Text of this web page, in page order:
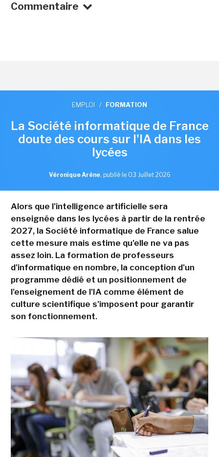
Commentaire
EMPLOI / FORMATION
La Société informatique de France
doute des cours sur l'IA dans les
lycées
Véronique Arène, publié le 03 Juillet 2026
Alors que l'intelligence artificielle sera
enseignée dans les lycées à partir de la rentrée
2027, la Société informatique de France salue
cette mesure mais estime qu'elle ne va pas
assez loin. La formation de professeurs
d'informatique en nombre, la conception d'un
programme dédié et un positionnement de
l'enseignement de l'IA comme élément de
culture scientifique s'imposent pour garantir
son fonctionnement.